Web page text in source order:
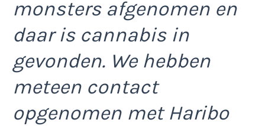
monsters afgenomen en
daar is cannabis in
gevonden. We hebben
meteen contact
opgenomen met Haribo